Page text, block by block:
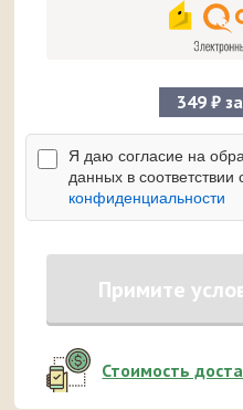
349 ₽
Я даю согласие на
данных в соответствии
конфиденциальности
Примите
Стоимость